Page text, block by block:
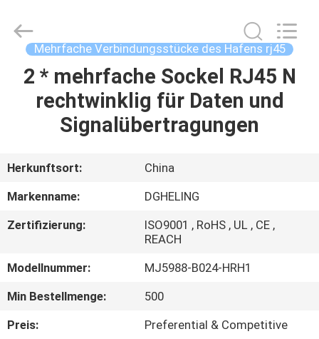
HAUS
PRODUKTE
ÜBER
UNS
FABRIK-
AUSFLUG
QUALITÄTSKONTROLLE
Reserved. Mehrfache Verbindungsstücke des Hafens rj45
2 * mehrfache Sockel RJ45 N
rechtwinklig für Daten und
Signalübertragungen
Herkunftsort:
China
Markenname:
DGHELING
Zertifizierung:
ISO9001 , RoHS , UL , CE ,
REACH
Modellnummer:
MJ5988-B024-HRH1
Min Bestellmenge:
500
Preis:
Preferential & Competitive